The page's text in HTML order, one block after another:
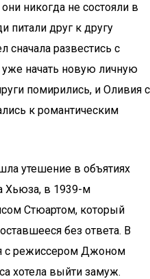
никогда не состояли в
друг к другу
сначала развестись с
начать новую личную
помирились, и Оливия с
к романтическим
утешение в объятиях
Хьюза, в 1939-м
Стюартом, который
без ответа. В
с режиссером Джоном
хотела выйти замуж.